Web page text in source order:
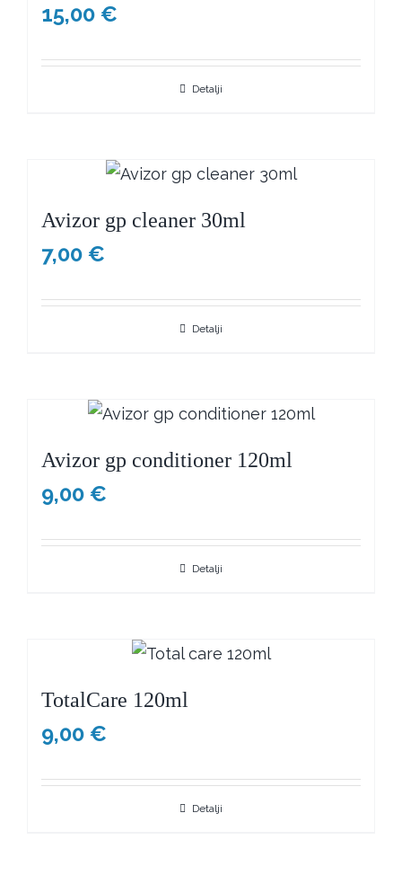
15,00 €
Detalji
Avizor gp cleaner 30ml
7,00 €
Detalji
Avizor gp conditioner 120ml
9,00 €
Detalji
TotalCare 120ml
9,00 €
Detalji